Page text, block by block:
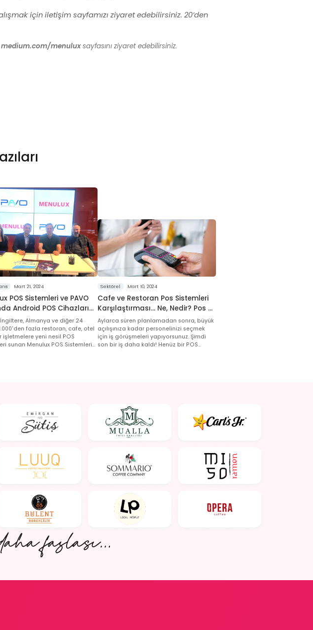
içiniletişimsayfamızı ziyaret edebilirsiniz. 20’den
medium.com/menuluxsayfasını ziyaret edebilirsiniz.
Mart 21, 2024
POS Sistemleri ve PAVO
Android POS Cihazları
Stratejik İşbirliği
İngiltere, Almanya ve diğer 24
fazla restoran, cafe, otel
işletmelere yeni nesil POS
sunan Menulux POS Sistemleri
Sektörel Mart 10, 2024
Cafe ve Restoran Pos Sistemleri
Karşılaştırması… Ne, Nedir? Pos &
Adisyon Sistemi Nasıl Seçilir?
Aylarca süren planlamadan sonra, büyük
açılışınıza kadar personelinizi seçmek
için iş görüşmeleri yapıyorsunuz. Şimdi
son bir iş daha kaldı! Henüz bir POS